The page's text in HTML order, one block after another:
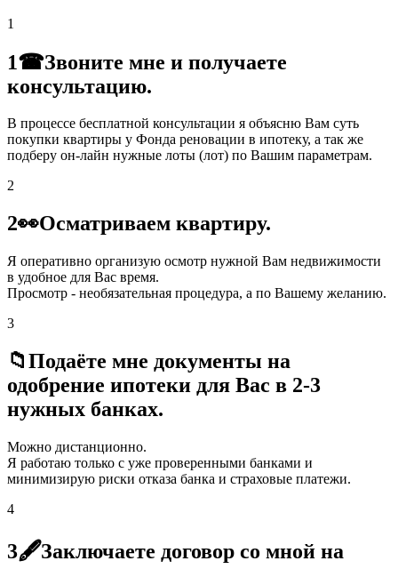
1
1☎Звоните мне и получаете
консультацию.
В процессе бесплатной консультации я объясню Вам суть
покупки квартиры у Фонда реновации в ипотеку, а так же
подберу он-лайн нужные лоты (лот) по Вашим параметрам.
2
2👀Осматриваем квартиру.
Я оперативно организую осмотр нужной Вам недвижимости
в удобное для Вас время.
Просмотр - необязательная процедура, а по Вашему желанию.
3
📁Подаёте мне документы на
одобрение ипотеки для Вас в 2-3
нужных банках.
Можно дистанционно.
Я работаю только с уже проверенными банками и
минимизирую риски отказа банка и страховые платежи.
4
3🖋Заключаете договор со мной на